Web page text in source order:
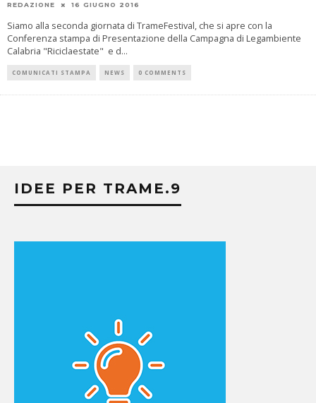
REDAZIONE 16 GIUGNO 2016
Siamo alla seconda giornata di TrameFestival, che si apre con la
Conferenza stampa di Presentazione della Campagna di Legambiente
Calabria "Riciclaestate" e d...
COMUNICATI STAMPA NEWS 0 COMMENTS
IDEE PER TRAME.9